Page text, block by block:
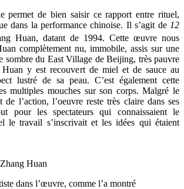
permet de bien saisir ce rapport entre rituel,
dans la performance chinoise. Il s’agit de 12
Huan, datant de 1994. Cette œuvre nous
complètement nu, immobile, assis sur une
sombre du East Village de Beijing, très pauvre
Huan y est recouvert de miel et de sauce au
lustré de sa peau. C’est également cette
multiples mouches sur son corps. Malgré le
de l’action, l’oeuvre reste très claire dans ses
pour les spectateurs qui connaissaient le
le travail s’inscrivait et les idées qui étaient
Huan
dans l’œuvre, comme l’a montré